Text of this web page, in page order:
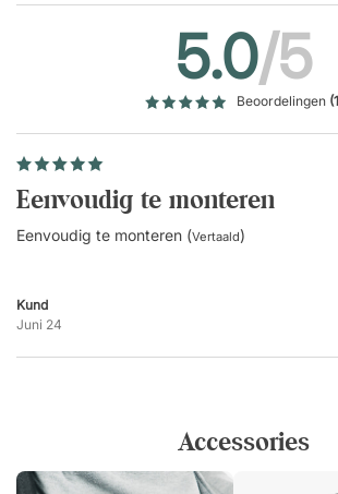
5.0/5
Beoordelingen
Eenvoudig te monteren
Eenvoudig te monteren (Vertaald)
Kund
Juni 24
Accessories